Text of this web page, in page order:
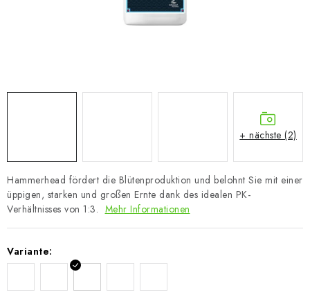
Hammerhead fördert die Blütenproduktion und belohnt Sie mit einer
üppigen, starken und großen Ernte dank des idealen PK-
Verhältnisses von 1:3. Mehr Informationen
Variante:
+ nächste (2)